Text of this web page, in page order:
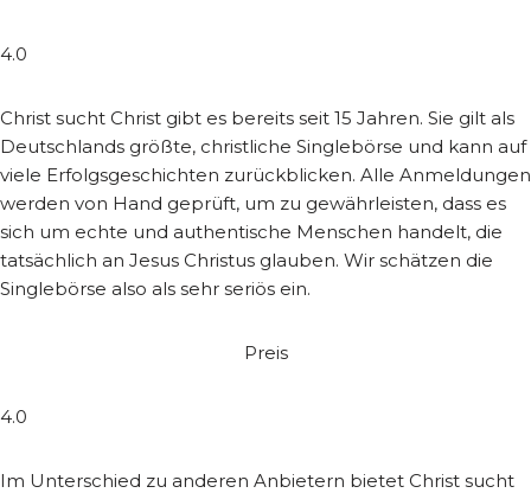
4.0
Christ sucht Christ gibt es bereits seit 15 Jahren. Sie gilt als
Deutschlands größte, christliche Singlebörse und kann auf
viele Erfolgsgeschichten zurückblicken. Alle Anmeldungen
werden von Hand geprüft, um zu gewährleisten, dass es
sich um echte und authentische Menschen handelt, die
tatsächlich an Jesus Christus glauben. Wir schätzen die
Singlebörse also als sehr seriös ein.
Preis
4.0
Im Unterschied zu anderen Anbietern bietet Christ sucht